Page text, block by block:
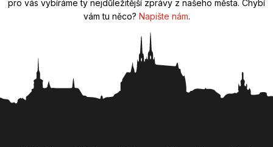
pro vás vybíráme ty nejdůležitější zprávy z našeho města. Chybí
vám tu něco? Napište nám.